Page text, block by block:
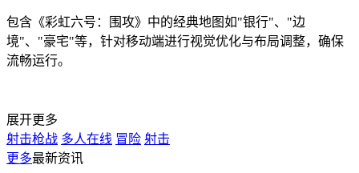
包含《彩虹六号：围攻》中的经典地图如"银行"、"边
境"、"豪宅"等，针对移动端进行视觉优化与布局调整，确保
流畅运行。
展开更多
射击枪战 多人在线 冒险 射击
更多最新资讯